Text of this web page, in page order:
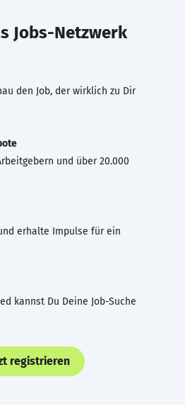
Jobs-Netzwerk
den Job, der wirklich zu Dir
und über 20.000
erhalte Impulse für ein
kannst Du Deine Job-Suche
registrieren